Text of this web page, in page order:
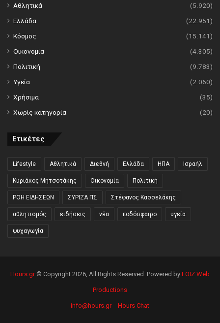
Αθλητικά
(5.920)
Ελλάδα
(22.951)
Κόσμος
(15.141)
Οικονομία
(4.305)
Πολιτική
(9.783)
Υγεία
(2.060)
Χρήσιμα
(35)
Χωρίς κατηγορία
(20)
Ετικέτες
Lifestyle Αθλητικά Διεθνή Ελλάδα ΗΠΑ Ισραήλ
Κυριάκος Μητσοτάκης Οικονομία Πολιτική
ΡΟΗ ΕΙΔΗΣΕΩΝ ΣΥΡΙΖΑ ΠΣ Στέφανος Κασσελάκης
αθλητισμός ειδήσεις νέα ποδόσφαιρο υγεία
ψυχαγωγία
Hours.gr© Copyright 2026, All Rights Reserved. Powered by LOIZ Web
Productions
info@hours.gr Hours Chat